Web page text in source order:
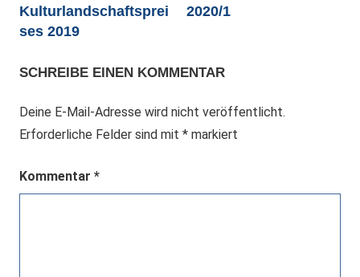
Kulturlandschaftsprei
ses 2019
2020/1
SCHREIBE EINEN KOMMENTAR
Deine E-Mail-Adresse wird nicht veröffentlicht.
Erforderliche Felder sind mit * markiert
Kommentar *